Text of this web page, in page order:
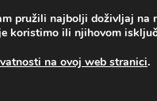
pružili najbolji doživljaj na
koristimo ili njihovom
na ovoj web stranici.